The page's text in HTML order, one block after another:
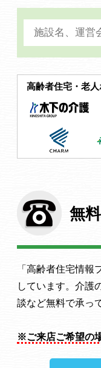
高齢者住宅・老
無
「高齢者住宅情
しています。介護
談など無料で承っ
※ご来店ご希望の